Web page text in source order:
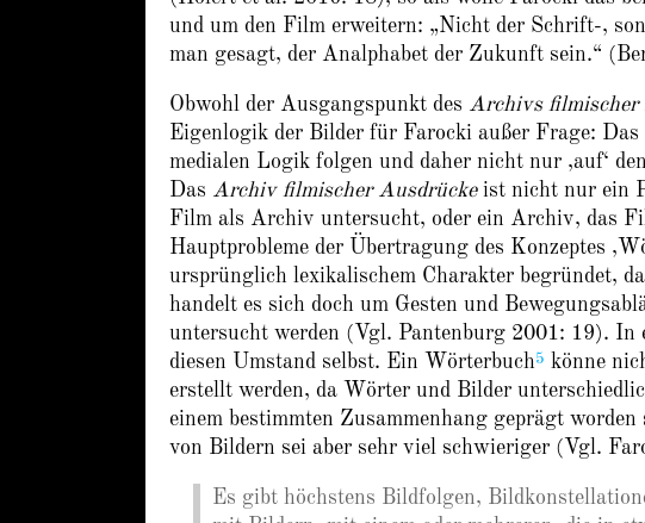
und um den Film erweitern: „Nicht der Schrift-,
man gesagt, der Analphabet der Zukunft sein.“
Obwohl der Ausgangspunkt des Archivs filmischer
Eigenlogik der Bilder für Farocki außer Frage: Das
medialen Logik folgen und daher nicht nur ‚auf‘
Das Archiv filmischer Ausdrückeist nicht nur ein
Film als Archiv untersucht, oder ein Archiv, das
Hauptprobleme der Übertragung des Konzeptes
ursprünglich lexikalischem Charakter begründet,
handelt es sich doch um Gesten und
untersucht werden (Vgl. Pantenburg 2001: 19). In
diesen Umstand selbst. Ein Wörterbuch5 könne
erstellt werden, da Wörter und Bilder
einem bestimmten Zusammenhang geprägt
von Bildern sei aber sehr viel schwieriger (Vgl.
Es gibt höchstens Bildfolgen,